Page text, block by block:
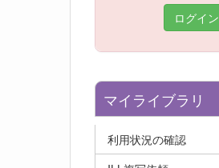
ログイン
マイライブラリ
利用状況の確認